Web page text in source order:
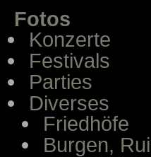
Fotos
Konzerte
Festivals
Parties
Diverses
Friedhöfe
Burgen,